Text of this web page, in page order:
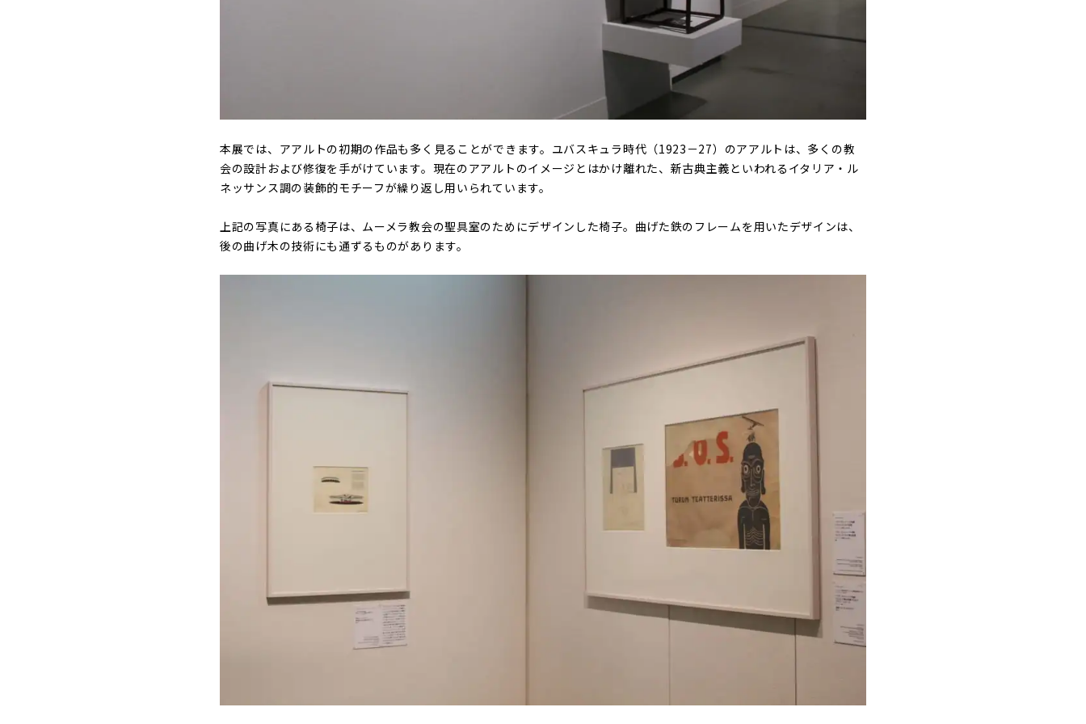
本展では、アアルトの初期の作品も多く見ることができます。ユバスキュラ時代（1923－27）のアアルトは、多くの教
会の設計および修復を手がけています。現在のアアルトのイメージとはかけ離れた、新古典主義といわれるイタリア・ル
ネッサンス調の装飾的モチーフが繰り返し用いられています。
上記の写真にある椅子は、ムーメラ教会の聖具室のためにデザインした椅子。曲げた鉄のフレームを用いたデザインは、
後の曲げ木の技術にも通ずるものがあります。